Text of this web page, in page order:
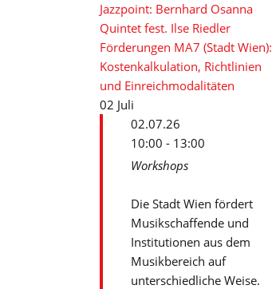
Jazzpoint: Bernhard Osanna
Quintet fest. Ilse Riedler
Förderungen MA7 (Stadt Wien):
Kostenkalkulation, Richtlinien
und Einreichmodalitäten
02 Juli
02.07.26
10:00 - 13:00
Workshops
Die Stadt Wien fördert
Musikschaffende und
Institutionen aus dem
Musikbereich auf
unterschiedliche Weise.